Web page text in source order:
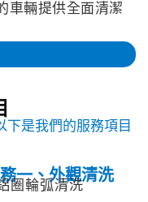
車輛提供全面清潔
下是我們的服務項目
一、外觀清洗
圈輪弧清洗